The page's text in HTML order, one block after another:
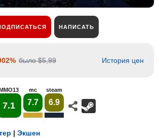
НАПИСАТЬ
было $5,99 История цен
7.1
mc
7.7
steam
6.9
| Экшен